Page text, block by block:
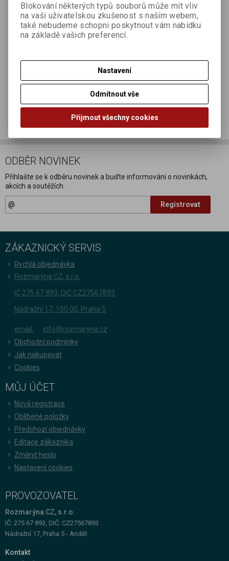
z toho cukry
55 g
Vláknina
4 g
Bílkoviny
1,1 g
Sůl
0,03 g
Dotaz na výrobek
ODBĚR NOVINEK
Přihlašte se k odběru novinek a buďte informováni o novinkách,
akcích a soutěžích.
Registrovat
ZÁKAZNICKÝ SERVIS
Rychlá objednávka
Rozmarýna CZ, s.r.o.
IČ 275 67 893, DIČ CZ27567893
Nádražní 17, 150 00, Praha 5
email:
info@rozmaryna.cz
Obchodní podmínky
Jak nakupovat
Cookies
MŮJ ÚČET
Nová registrace
Oblíbené položky
Předchozí objednávky
Editace zákazníka
Změnit heslo
Nastavení cookies
PROVOZOVATEL
Rozmarýna CZ, s.r.o.
IČ: 275 67 893, DIČ: CZ27567893
Nádražní 17, Praha 5 - Anděl
Kontakt
Blokování některých typů souborů může mít vliv
na vaši uživatelskou zkušenost s naším webem,
také nebudeme schopni poskytnout vám nabídku
na základě vašich preferencí.
Nastavení
Odmítnout vše
Přijmout všechny cookies